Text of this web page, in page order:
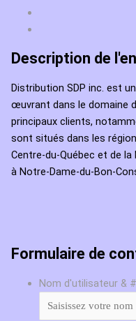
Description de
Distribution SDP inc. est
œuvrant dans le domaine
principaux clients,
sont situés dans les
Centre-du-Québec et de
à Notre-Dame-du-Bon-
Formulaire de
Nom d'utilisateur &